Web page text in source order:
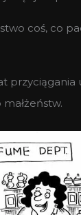
coś, co
przyciągania